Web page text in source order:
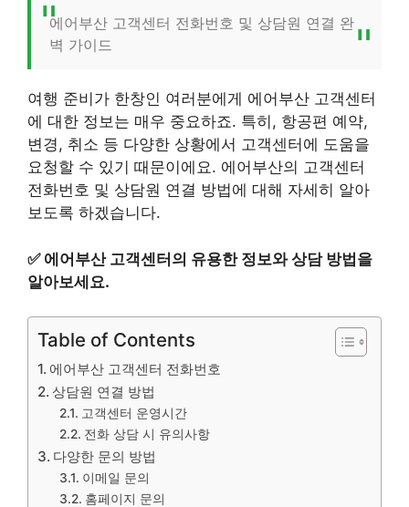
에어부산 고객센터 전화번호 및 상담원 연결 완
벽 가이드
여행 준비가 한창인 여러분에게 에어부산 고객센터
에 대한 정보는 매우 중요하죠. 특히, 항공편 예약,
변경, 취소 등 다양한 상황에서 고객센터에 도움을
요청할 수 있기 때문이에요. 에어부산의 고객센터
전화번호 및 상담원 연결 방법에 대해 자세히 알아
보도록 하겠습니다.
✅ 에어부산 고객센터의 유용한 정보와 상담 방법을
알아보세요.
Table of Contents
에어부산 고객센터 전화번호
상담원 연결 방법
고객센터 운영시간
전화 상담 시 유의사항
다양한 문의 방법
이메일 문의
홈페이지 문의